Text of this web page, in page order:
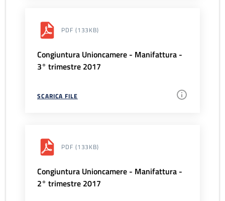
PDF (133KB)
Congiuntura Unioncamere - Manifattura -
3° trimestre 2017
SCARICA FILE
PDF (133KB)
Congiuntura Unioncamere - Manifattura -
2° trimestre 2017